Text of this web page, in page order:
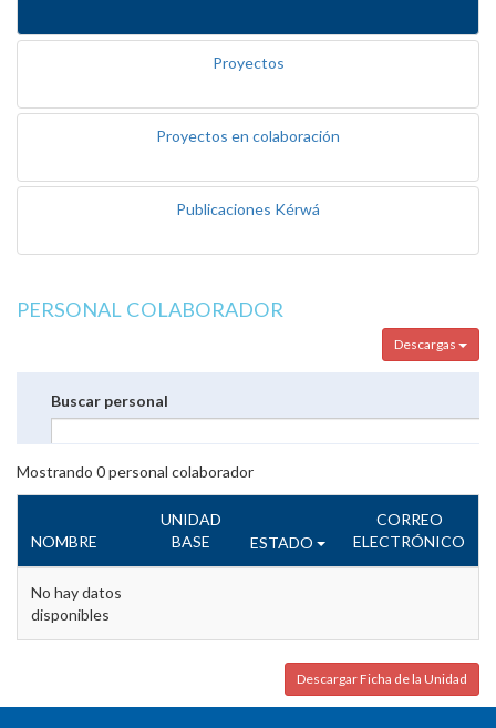
Proyectos
Proyectos en colaboración
Publicaciones Kérwá
PERSONAL COLABORADOR
Descargas
Buscar personal
Mostrando 0personal colaborador
NOMBRE
UNIDAD
BASE
ESTADO
CORREO
ELECTRÓNICO
No hay datos
disponibles
Descargar Ficha de la Unidad